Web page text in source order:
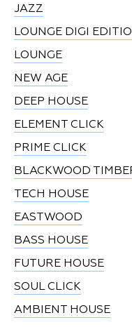
JAZZ
LOUNGE DIGI
LOUNGE
NEW AGE
DEEP HOUSE
ELEMENT CLICK
PRIME CLICK
BLACKWOOD
TECH HOUSE
EASTWOOD
BASS HOUSE
FUTURE HOUSE
SOUL CLICK
AMBIENT HOUSE